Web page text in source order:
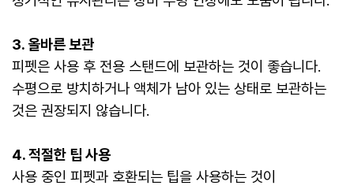
3. 올바른 보관
피펫은 사용 후 전용 스탠드에 보관하는 것이 좋습니다.
수평으로 방치하거나 액체가 남아 있는 상태로 보관하는
것은 권장되지 않습니다.
4. 적절한 팁 사용
사용 중인 피펫과 호환되는 팁을 사용하는 것이